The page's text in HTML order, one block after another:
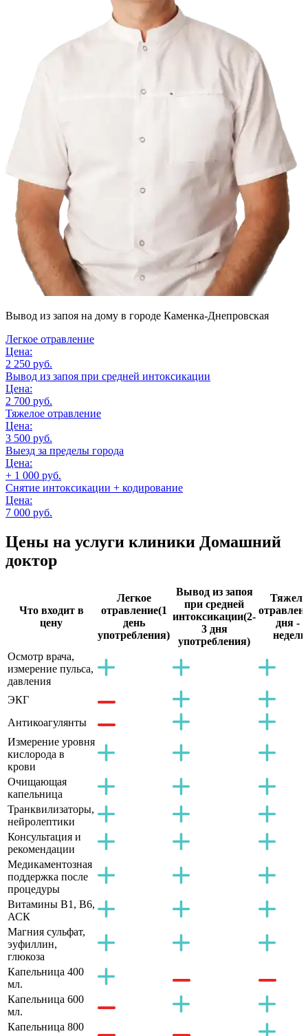
Вывод из запоя на дому в городе Каменка-Днепровская
Легкое отравление
Цена:
2 250 руб.
Вывод из запоя при средней интоксикации
Цена:
2 700 руб.
Тяжелое отравление
Цена:
3 500 руб.
Выезд за пределы города
Цена:
+ 1 000 руб.
Снятие интоксикации + кодирование
Цена:
7 000 руб.
Цены на услуги клиники Домашний
доктор
Что входит в
цену
Легкое
отравление(1
день
употребления)
Вывод из запоя
при средней
интоксикации(2-
3 дня
употребления)
дня - 2
Осмотр врача,
измерение пульса,
давления
ЭКГ
Антикоагулянты
Измерение уровня
кислорода в
крови
Очищающая
капельница
Транквилизаторы,
нейролептики
Консультация и
рекомендации
Медикаментозная
поддержка после
процедуры
Витамины B1, B6,
АСК
Магния сульфат,
эуфиллин,
глюкоза
Капельница 400
мл.
Капельница 600
мл.
Капельница 800